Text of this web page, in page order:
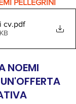
PELLEGRINI
cv.pdf
NOEMI
UN'OFFERTA